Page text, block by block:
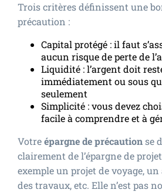
Trois critères définissent une
précaution :
Capital protégé : il faut
aucun risque de perte de
Liquidité : l’argent doit
immédiatement ou sous
seulement
Simplicité : vous devez
facile à comprendre et à
Votreépargne de précautionse
clairement de l’épargne de
exemple un projet de voyage,
des travaux, etc. Elle n’est pas